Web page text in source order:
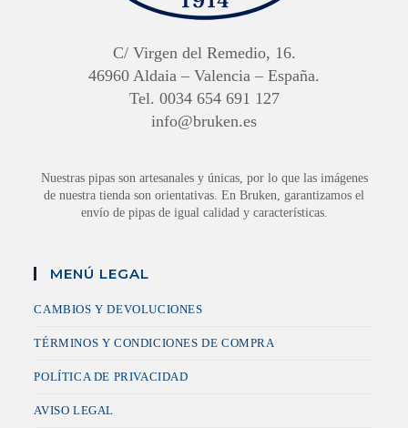
C/ Virgen del Remedio, 16.
46960 Aldaia – Valencia – España.
Tel. 0034 654 691 127
info@bruken.es
Nuestras pipas son artesanales y únicas, por lo que las imágenes
de nuestra tienda son orientativas. En Bruken, garantizamos el
envío de pipas de igual calidad y características.
MENÚ LEGAL
CAMBIOS Y DEVOLUCIONES
TÉRMINOS Y CONDICIONES DE COMPRA
POLÍTICA DE PRIVACIDAD
AVISO LEGAL